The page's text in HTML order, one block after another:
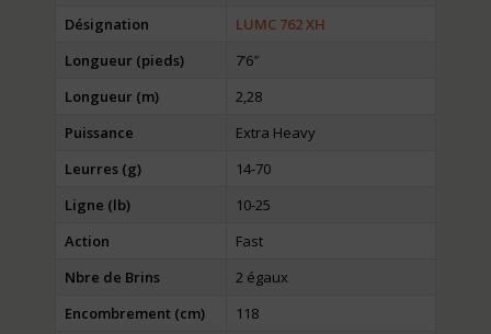
Désignation
LUMC 762 XH
Longueur (pieds)
7’6″
Longueur (m)
2,28
Puissance
Extra Heavy
Leurres (g)
14-70
Ligne (lb)
10-25
Action
Fast
Nbre de Brins
2 égaux
Encombrement (cm)
118